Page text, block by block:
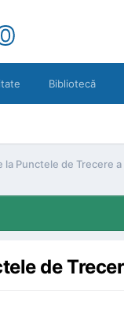
Bibliotecă
la Punctele de Trecere
de